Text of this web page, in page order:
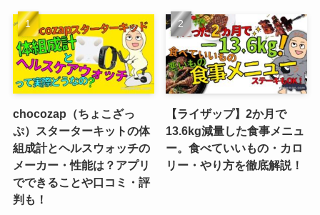
chocozap（ちょこざっ
ぷ）スターターキットの体
組成計とヘルスウォッチの
メーカー・性能は？アプリ
でできることや口コミ・評
判も！
【ライザップ】2か月で
13.6kg減量した食事メニュ
ー。食べていいもの・カロ
リー・やり方を徹底解説！